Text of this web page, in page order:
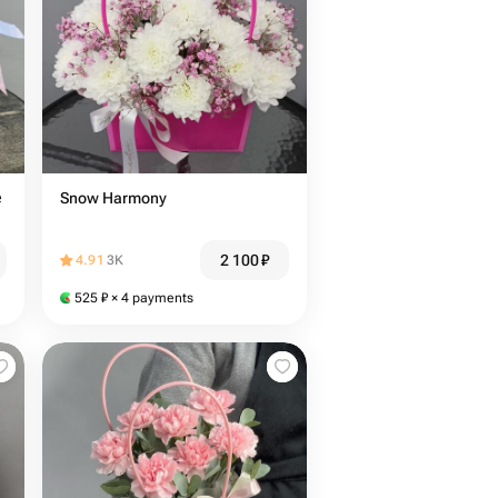
Snow Harmony
4.91 3K 2 100₽
525 ₽ × 4 payments